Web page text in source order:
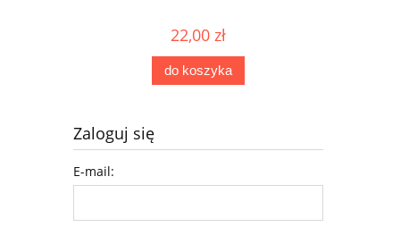
22,00 zł
do koszyka
Zaloguj się
E-mail: